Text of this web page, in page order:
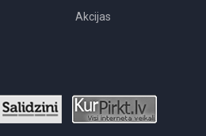
Akcijas